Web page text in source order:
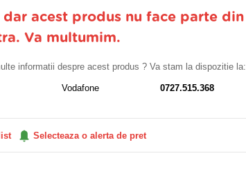
dar acest produs nu face parte din
Va multumim.
informatii despre acest produs ? Va stam la dispozitie la:
Vodafone
0727.515.368
Selecteaza o alerta de pret